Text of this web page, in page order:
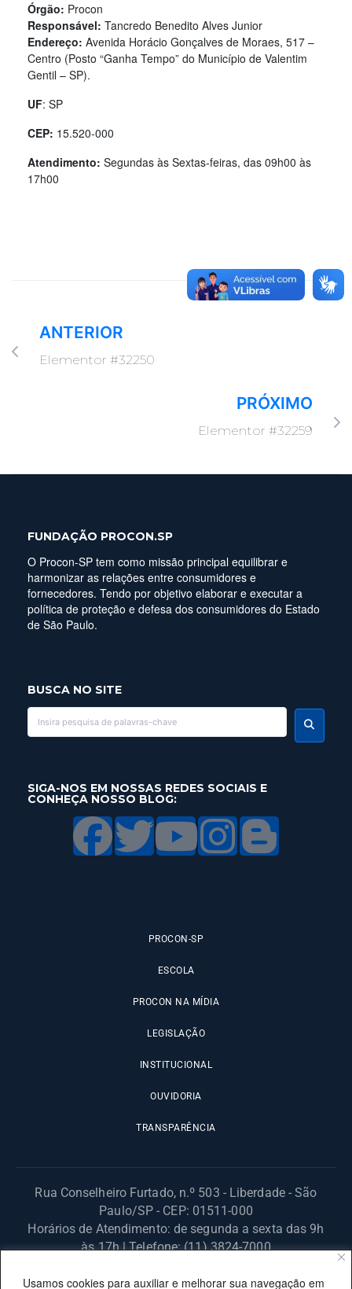
Usamos cookies para auxiliar e melhorar sua navegação em
Órgão: Procon
Responsável: Tancredo Benedito Alves Junior
Endereço: Avenida Horácio Gonçalves de Moraes, 517 –
Centro (Posto “Ganha Tempo” do Município de Valentim
Gentil – SP).
UF: SP
CEP: 15.520-000
Atendimento: Segundas às Sextas-feiras, das 09h00 às
17h00
ANTERIOR
Elementor #32250
PRÓXIMO
Elementor #32259
FUNDAÇÃO PROCON.SP
O Procon-SP tem como missão principal equilibrar e
harmonizar as relações entre consumidores e
fornecedores. Tendo por objetivo elaborar e executar a
política de proteção e defesa dos consumidores do Estado
de São Paulo.
BUSCA NO SITE
SIGA-NOS EM NOSSAS REDES SOCIAIS E
CONHEÇA NOSSO BLOG:
PROCON-SP
ESCOLA
PROCON NA MÍDIA
LEGISLAÇÃO
INSTITUCIONAL
OUVIDORIA
TRANSPARÊNCIA
Rua Conselheiro Furtado, n.º 503 - Liberdade - São
Paulo/SP - CEP: 01511-000
Horários de Atendimento: de segunda a sexta das 9h
às 17h | Telefone: (11) 3824-7000
© 2025 Fundação Procon – SP – Todos os direitos reservados. |